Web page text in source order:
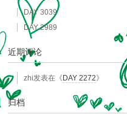
DAY 3039
DAY 2989
近期评论
zhi发表在《DAY 2272》
归档